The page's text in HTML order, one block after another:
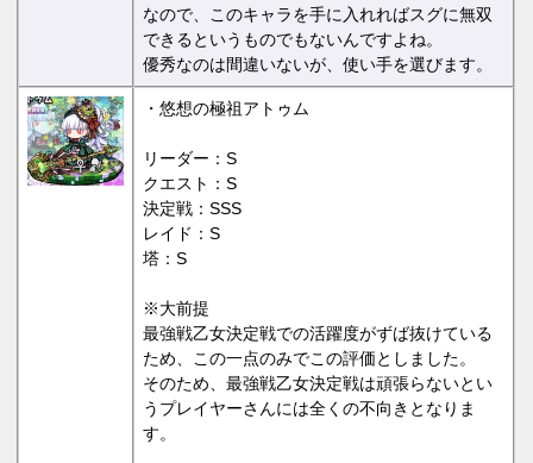
なので、このキャラを手に入れればスグに無双
できるというものでもないんですよね。
優秀なのは間違いないが、使い手を選びます。
・悠想の極祖アトゥム
リーダー：S
クエスト：S
決定戦：SSS
レイド：S
塔：S
※大前提
最強戦乙女決定戦での活躍度がずば抜けている
ため、この一点のみでこの評価としました。
そのため、最強戦乙女決定戦は頑張らないとい
うプレイヤーさんには全くの不向きとなりま
す。